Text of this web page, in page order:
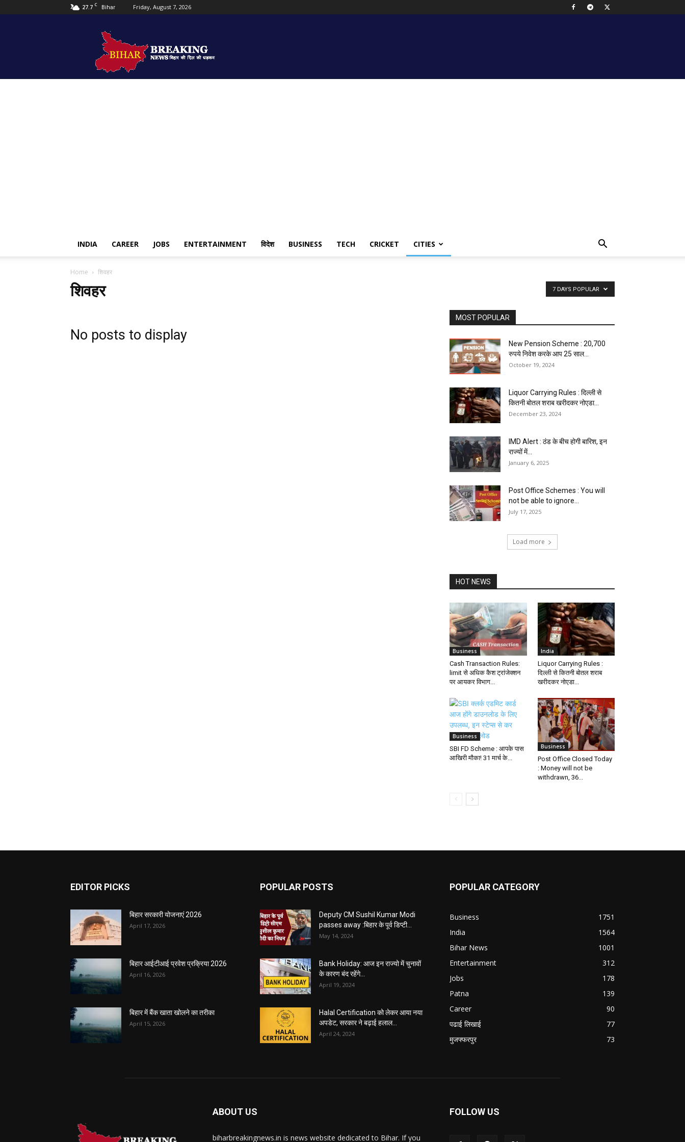
27.7 C Bihar Friday, August 7, 2026
Breaking
news
INDIA CAREER JOBS ENTERTAINMENT विदेश BUSINESS TECH CRICKET CITIES
Home शिवहर
शिवहर 7 DAYS POPULAR
No posts to display
MOST POPULAR
New Pension Scheme : 20,700
रुपये निवेश करके आप 25 साल...
October 19, 2024
Liquor Carrying Rules : दिल्ली से
कितनी बोतल शराब खरीदकर नोएडा...
December 23, 2024
IMD Alert : ठंड के बीच होगी बारिश, इन
राज्यों में...
January 6, 2025
Post Office Schemes : You will
not be able to ignore...
July 17, 2025
Load more
HOT NEWS
Business
Cash Transaction Rules:
limit से अधिक कैश ट्रांजेक्शन
पर आयकर विभाग...
India
Liquor Carrying Rules :
दिल्ली से कितनी बोतल शराब
खरीदकर नोएडा...
Business
SBI FD Scheme : आपके पास
आखिरी मौका! 31 मार्च के...
Business
Post Office Closed Today
: Money will not be
withdrawn, 36...
EDITOR PICKS
बिहार सरकारी योजनाएं 2026
April 17, 2026
बिहार आईटीआई प्रवेश प्रक्रिया 2026
April 16, 2026
बिहार में बैंक खाता खोलने का तरीका
April 15, 2026
POPULAR POSTS
Deputy CM Sushil Kumar Modi
passes away :बिहार के पूर्व डिप्टी...
May 14, 2024
Bank Holiday: आज इन राज्यो में चुनावों
के कारण बंद रहेंगे...
April 19, 2024
Halal Certification को लेकर आया नया
अपडेट, सरकार ने बढ़ाई हलाल...
April 24, 2024
POPULAR CATEGORY
Business
1751
India
1564
Bihar News
1001
Entertainment
312
Jobs
178
Patna
139
Career
90
पढाई लिखाई
77
मुजफ्फरपुर
73
ABOUT US
biharbreakingnews.in is news website dedicated to Bihar. If you
FOLLOW US